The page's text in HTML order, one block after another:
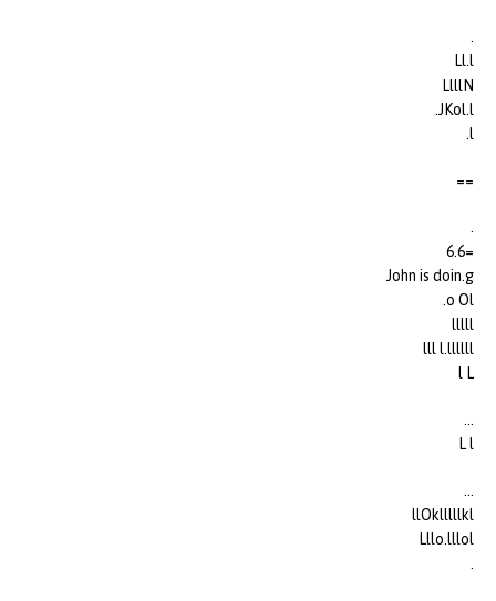
Ll.l
LlllN
JKol.l.
l.
==
=6.6
John is doin.g
o Ol.
lllll
lll l.llllll
l L
L l
llOklllllkl
Lllo.lllol